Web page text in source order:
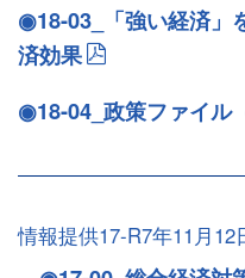
◉18-03_「強い経済」
済効果
◉18-04_政策ファイル
情報提供17-R7年11月